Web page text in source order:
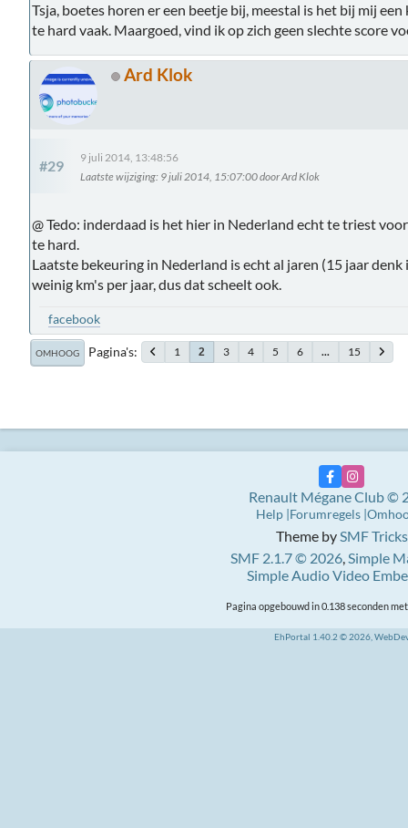
Tsja, boetes horen er een beetje bij, meestal is het bij mij
te hard vaak. Maargoed, vind ik op zich geen slechte score
Ard Klok
#29
9 juli 2014, 13:48:56
Laatste wijziging: 9 juli 2014, 15:07:00 door Ard Klok
@ Tedo: inderdaad is het hier in Nederland echt te triest
te hard.
Laatste bekeuring in Nederland is echt al jaren (15 jaar
weinig km's per jaar, dus dat scheelt ook.
facebook
OMHOOG Pagina's 1 2 3 4 5 6 ... 15
Theme bySMF Tricks
SMF 2.1.7 © 2026,Simple
Simple Audio Video
Renault Mégane Club ©
Help Forumregels
Pagina opgebouwd in 0.138 seconden
EhPortal 1.40.2 © 2026,